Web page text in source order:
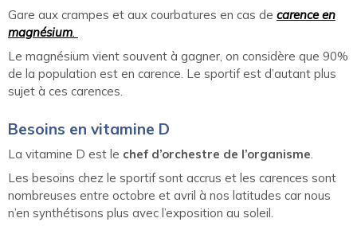
Gare aux crampes et aux courbatures en cas de carence en
magnésium.
Le magnésium vient souvent à gagner, on considère que 90%
de la population est en carence. Le sportif est d’autant plus
sujet à ces carences.
Besoins en vitamine D
La vitamine D est le chef d’orchestre de l’organisme.
Les besoins chez le sportif sont accrus et les carences sont
nombreuses entre octobre et avril à nos latitudes car nous
n’en synthétisons plus avec l’exposition au soleil.